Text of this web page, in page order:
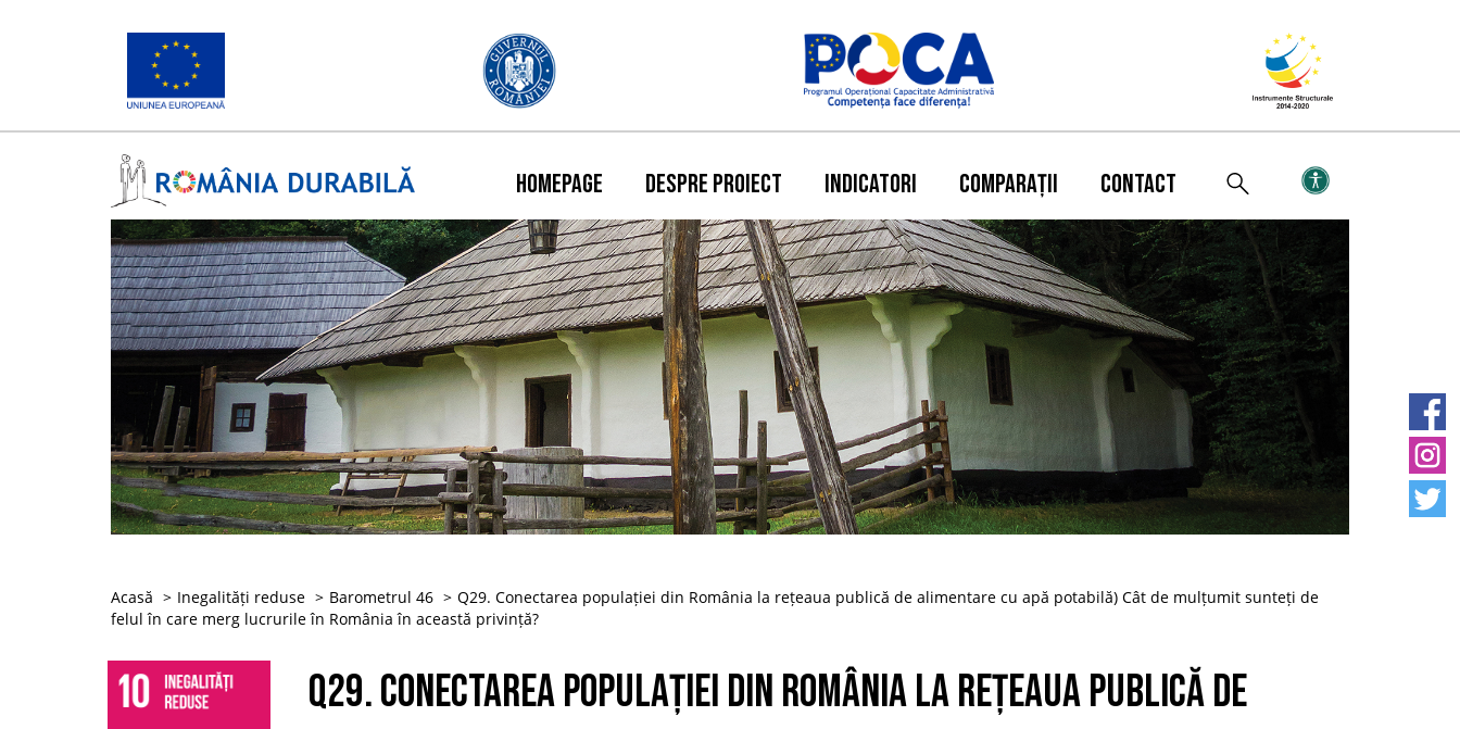
HOMEPAGE DESPRE PROIECT INDICATORI COMPARAȚII CONTACT
Acasă Inegalități reduse Barometrul 46
Q29. Conectarea populației din România la rețeaua publică de alimentare cu apă potabilă) Cât de mulțumit sunteți de
felul în care merg lucrurile în România în această privință?
Q29. Conectarea populației din România la rețeaua publică de